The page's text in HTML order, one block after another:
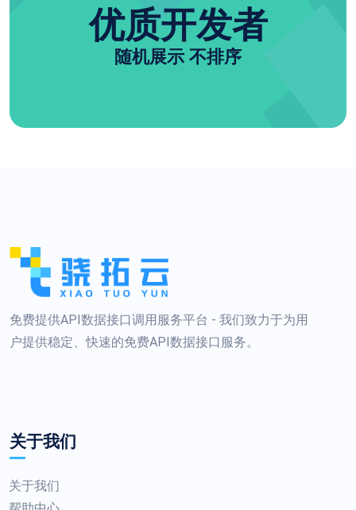
优质开发者
随机展示 不排序
免费提供API数据接口调用服务平台 - 我们致力于为用
户提供稳定、快速的免费API数据接口服务。
关于我们
关于我们